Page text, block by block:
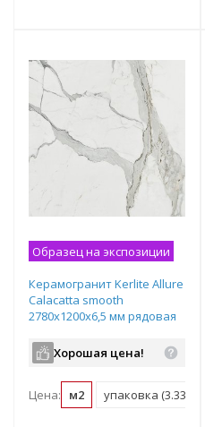
Образец на экспозиции
Керамогранит Kerlite Allure
Calacatta smooth
2780х1200х6,5 мм рядовая
Хорошая цена!
Цена: м2 упаковка (3.336 м2)